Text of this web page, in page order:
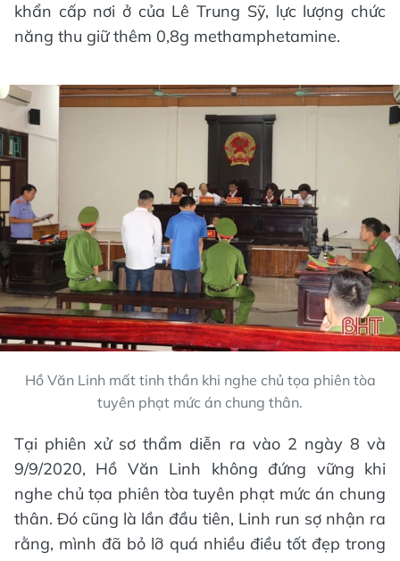
khẩn cấp nơi ở của Lê Trung Sỹ, lực lượng chức
năng thu giữ thêm 0,8g methamphetamine.
Hồ Văn Linh mất tinh thần khi nghe chủ tọa phiên tòa
tuyên phạt mức án chung thân.
Tại phiên xử sơ thẩm diễn ra vào 2 ngày 8 và
9/9/2020, Hồ Văn Linh không đứng vững khi
nghe chủ tọa phiên tòa tuyên phạt mức án chung
thân. Đó cũng là lần đầu tiên, Linh run sợ nhận ra
rằng, mình đã bỏ lỡ quá nhiều điều tốt đẹp trong